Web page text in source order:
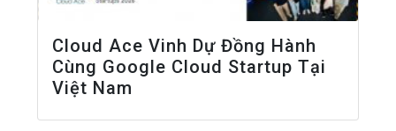
Cloud Ace Vinh Dự Đồng Hành
Cùng Google Cloud Startup Tại
Việt Nam